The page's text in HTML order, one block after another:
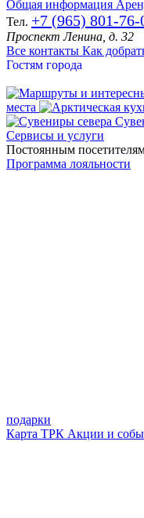
Общая информация
Тел. +7 (965) 801-76-
Проспект Ленина, д. 32
Все контакты Как
Гостям города
места
Сервисы и услуги
Постоянным
Программа лояльности
подарки
Карта ТРК Акции и